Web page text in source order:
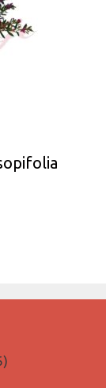
Ft
6